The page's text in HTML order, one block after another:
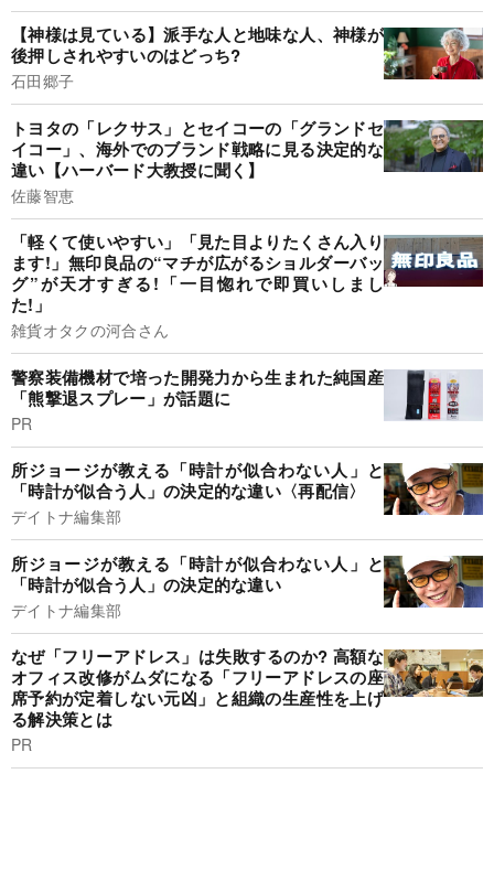
【神様は見ている】派手な人と地味な人、神様が
後押しされやすいのはどっち?
石田郷子
トヨタの「レクサス」とセイコーの「グランドセ
イコー」、海外でのブランド戦略に見る決定的な
違い【ハーバード大教授に聞く】
佐藤智恵
「軽くて使いやすい」「見た目よりたくさん入り
ます!」無印良品の“マチが広がるショルダーバッ
グ”が天才すぎる!「一目惚れで即買いしまし
た!」
雑貨オタクの河合さん
警察装備機材で培った開発力から生まれた純国産
「熊撃退スプレー」が話題に
PR
所ジョージが教える「時計が似合わない人」と
「時計が似合う人」の決定的な違い〈再配信〉
デイトナ編集部
所ジョージが教える「時計が似合わない人」と
「時計が似合う人」の決定的な違い
デイトナ編集部
なぜ「フリーアドレス」は失敗するのか? 高額な
オフィス改修がムダになる「フリーアドレスの座
席予約が定着しない元凶」と組織の生産性を上げ
る解決策とは
PR